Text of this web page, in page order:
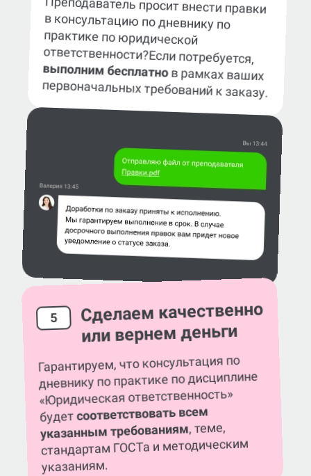
Преподаватель просит внести правки
в консультацию по дневнику по
практике по юридической
ответственности?Если потребуется,
выполним бесплатнов рамках ваших
первоначальных требований к заказу.
5 Сделаем качественно
или вернем деньги
Гарантируем, что консультация по
дневнику по практике по дисциплине
«Юридическая ответственность»
будетсоответствовать всем
указанным требованиям, теме,
стандартам ГОСТа и методическим
указаниям.